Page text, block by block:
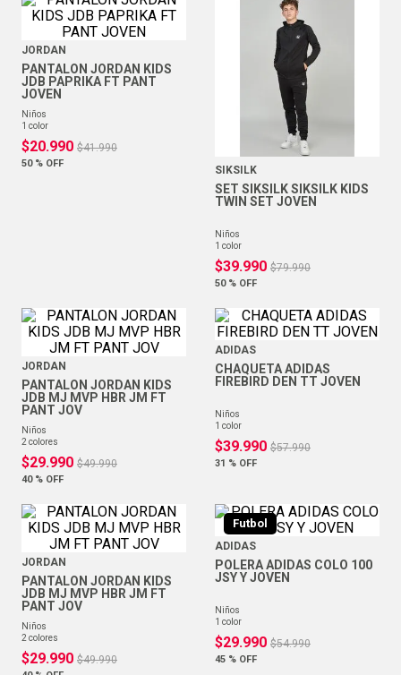
JORDAN
PANTALON JORDAN KIDS
JDB PAPRIKA FT PANT
JOVEN
niños
1 color
$20.990 $41.990
50 % OFF
SIKSILK
SET SIKSILK SIKSILK KIDS
TWIN SET JOVEN
niños
1 color
$39.990 $79.990
50 % OFF
JORDAN
PANTALON JORDAN KIDS
JDB MJ MVP HBR JM FT
PANT JOV
niños
2 colores
$29.990 $49.990
40 % OFF
ADIDAS
CHAQUETA ADIDAS
FIREBIRD DEN TT JOVEN
niños
1 color
$39.990 $57.990
31 % OFF
JORDAN
PANTALON JORDAN KIDS
JDB MJ MVP HBR JM FT
PANT JOV
niños
2 colores
$29.990 $49.990
Futbol
ADIDAS
POLERA ADIDAS COLO 100
JSY Y JOVEN
niños
1 color
$29.990 $54.990
45 % OFF